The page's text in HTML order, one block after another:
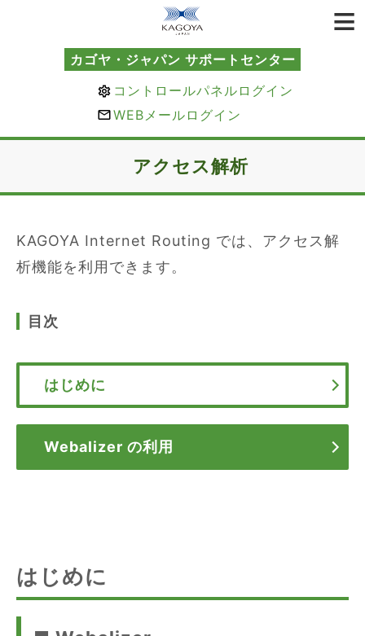
カゴヤ・ジャパン サポートセンター
コントロールパネルログイン
WEBメールログイン
アクセス解析
KAGOYA Internet Routing では、アクセス解
析機能を利用できます。
目次
はじめに
Webalizer の利用
はじめに